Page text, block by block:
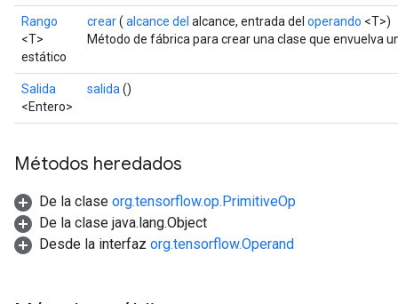
Rango
<T>
estático
crear( alcance del alcance, entrada del operando <T>)
Método de fábrica para crear una clase que envuelva
Salida
<Entero>
salida ()
Métodos heredados
De la clase org.tensorflow.op.PrimitiveOp
De la clase java.lang.Object
Desde la interfaz org.tensorflow.Operand